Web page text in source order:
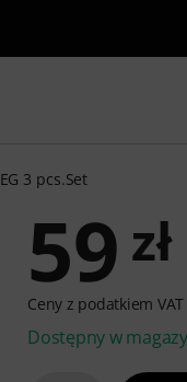
wyszukiwanie
3 pcs.Set
59 zł
Ceny z podatkiem VAT
Dostępny w